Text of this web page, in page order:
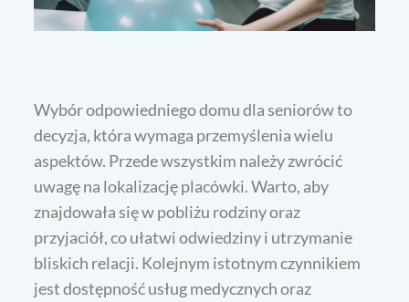
Wybór odpowiedniego domu dla seniorów to
decyzja, która wymaga przemyślenia wielu
aspektów. Przede wszystkim należy zwrócić
uwagę na lokalizację placówki. Warto, aby
znajdowała się w pobliżu rodziny oraz
przyjaciół, co ułatwi odwiedziny i utrzymanie
bliskich relacji. Kolejnym istotnym czynnikiem
jest dostępność usług medycznych oraz